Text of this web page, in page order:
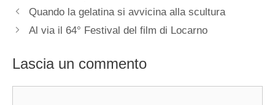
Quando la gelatina si avvicina alla scultura
Al via il 64° Festival del film di Locarno
Lascia un commento